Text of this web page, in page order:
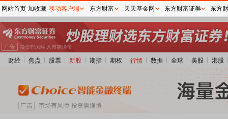
财经 焦点 股票 新股 期指 期权 行情 数据 全球 美股 港股
网站首页 加收藏 移动客户端 东方财富 天天基金网 东方财富证券 东方